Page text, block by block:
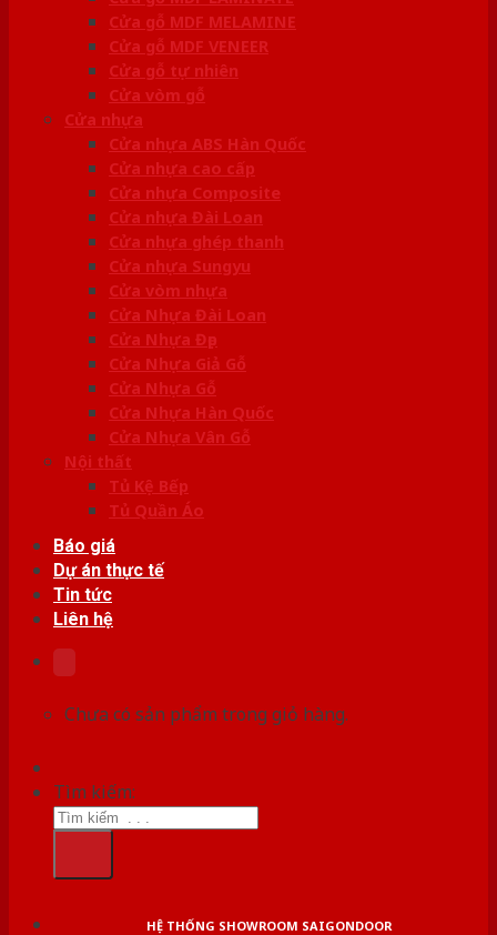
Cửa gỗ MDF MELAMINE
Cửa gỗ MDF VENEER
Cửa gỗ tự nhiên
Cửa vòm gỗ
Cửa nhựa
Cửa nhựa ABS Hàn Quốc
Cửa nhựa cao cấp
Cửa nhựa Composite
Cửa nhựa Đài Loan
Cửa nhựa ghép thanh
Cửa nhựa Sungyu
Cửa vòm nhựa
Cửa Nhựa Đài Loan
Cửa Nhựa Đẹp
Cửa Nhựa Giả Gỗ
Cửa Nhựa Gỗ
Cửa Nhựa Hàn Quốc
Cửa Nhựa Vân Gỗ
Nội thất
Tủ Kệ Bếp
Tủ Quần Áo
Báo giá
Dự án thực tế
Tin tức
Liên hệ
Chưa có sản phẩm trong giỏ hàng.
Tìm kiếm:
HỆ THỐNG SHOWROOM SAIGONDOOR